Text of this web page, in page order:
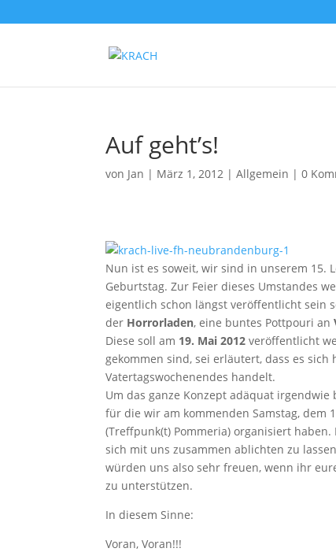
Auf geht’s!
von Jan | März 1, 2012 |Allgemein |0
Nun ist es soweit, wir sind in unserem 15.
Geburtstag. Zur Feier dieses Umstandes
eigentlich schon längst veröffentlicht sein
der Horrorladen, eine buntes Pottpouri an
Diese soll am 19. Mai 2012 veröffentlicht
gekommen sind, sei erläutert, dass es
Vatertagswochenendes handelt.
Um das ganze Konzept adäquat
für die wir am kommenden Samstag, dem
(Treffpunk(t) Pommeria) organisiert
sich mit uns zusammen ablichten zu
würden uns also sehr freuen, wenn ihr
zu unterstützen.
In diesem Sinne:
Voran, Voran!!!